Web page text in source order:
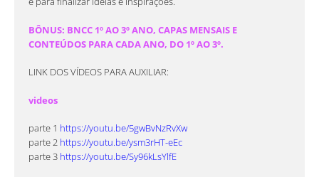
BÔNUS: BNCC 1º AO 3º ANO, CAPAS MENSAIS E
CONTEÚDOS PARA CADA ANO, DO 1º AO 3º.
LINK DOS VÍDEOS PARA AUXILIAR:
videos
parte 1 https://youtu.be/5gwBvNzRvXw
parte 2 https://youtu.be/ysm3rHT-eEc
parte 3 https://youtu.be/Sy96kLsYlfE